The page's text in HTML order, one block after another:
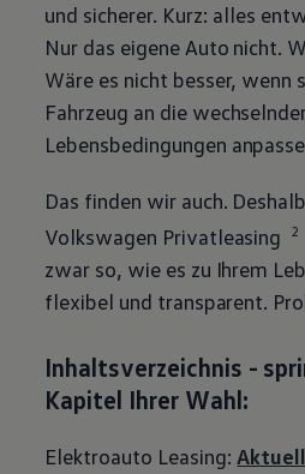
und sicherer. Kurz: alles
Nur das eigene Auto nicht.
Wäre es nicht besser, wenn
Fahrzeug an die
Lebensbedingungen
Das finden wir auch.
Volkswagen Privatleasing 2
zwar so, wie es zu Ihrem
flexibel und transparent.
Inhaltsverzeichnis -
Kapitel Ihrer Wahl:
Elektroauto Leasing: